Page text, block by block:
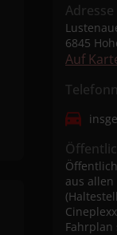
Adresse
6845
Auf
aus